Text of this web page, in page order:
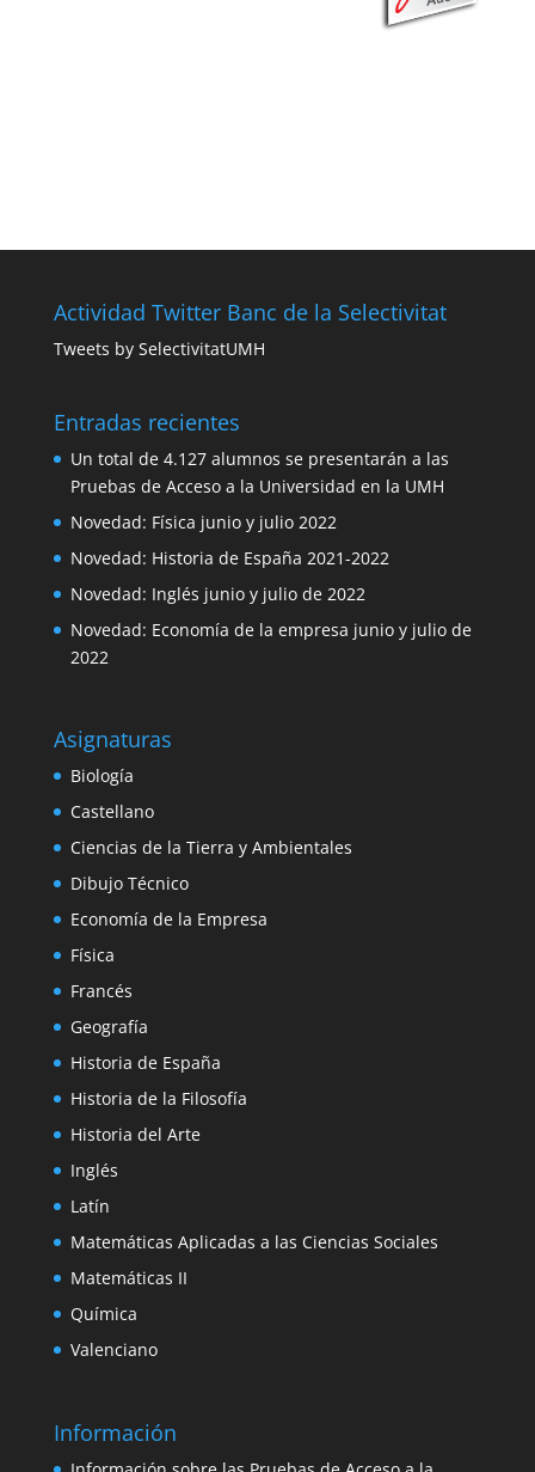
Actividad Twitter Banc de la Selectivitat
Tweets by SelectivitatUMH
Entradas recientes
Un total de 4.127 alumnos se presentarán a las
Pruebas de Acceso a la Universidad en la UMH
Novedad: Física junio y julio 2022
Novedad: Historia de España 2021-2022
Novedad: Inglés junio y julio de 2022
Novedad: Economía de la empresa junio y julio de
2022
Asignaturas
Biología
Castellano
Ciencias de la Tierra y Ambientales
Dibujo Técnico
Economía de la Empresa
Física
Francés
Geografía
Historia de España
Historia de la Filosofía
Historia del Arte
Inglés
Latín
Matemáticas Aplicadas a las Ciencias Sociales
Matemáticas II
Química
Valenciano
Información